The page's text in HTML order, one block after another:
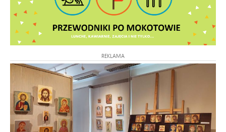
REKLAMA